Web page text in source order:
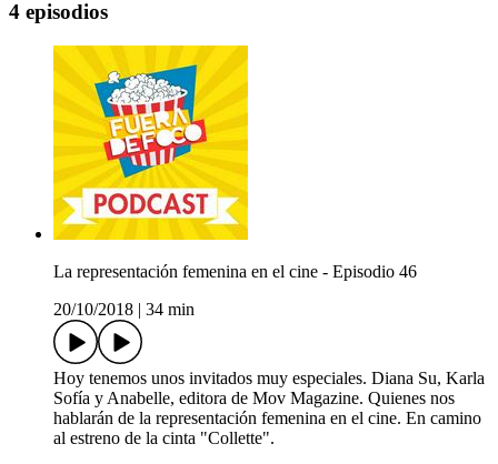
4 episodios
La representación femenina en el cine - Episodio 46
20/10/2018 | 34 min
Hoy tenemos unos invitados muy especiales. Diana Su, Karla
Sofía y Anabelle, editora de Mov Magazine. Quienes nos
hablarán de la representación femenina en el cine. En camino
al estreno de la cinta "Collette".